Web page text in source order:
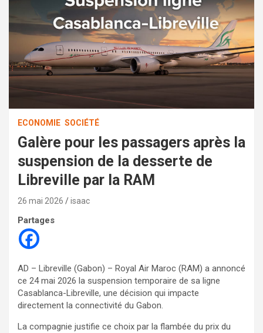
ECONOMIE SOCIÉTÉ
Galère pour les passagers après la
suspension de la desserte de
Libreville par la RAM
26 mai 2026 isaac
Partages
AD – Libreville (Gabon) – Royal Air Maroc (RAM) a annoncé
ce 24 mai 2026 la suspension temporaire de sa ligne
Casablanca-Libreville, une décision qui impacte
directement la connectivité du Gabon.
La compagnie justifie ce choix par la flambée du prix du